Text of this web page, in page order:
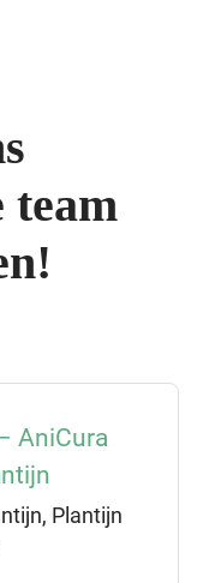
team
AniCura
Plantijn